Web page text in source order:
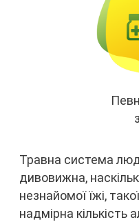
Травна система
дивовижна,
незнайомої їжі,
надмірна кількість